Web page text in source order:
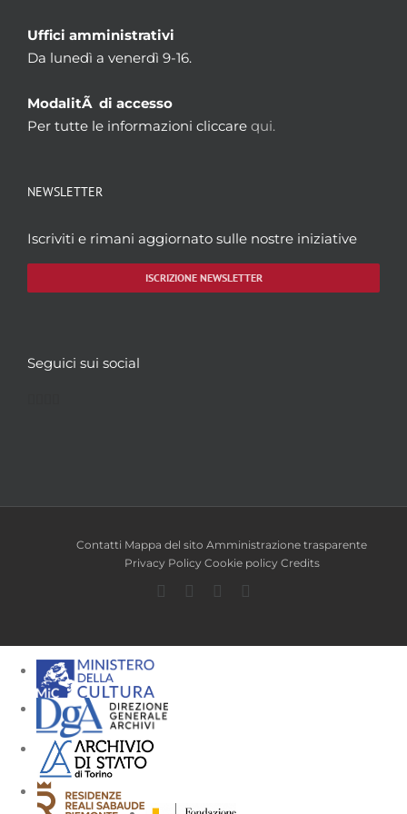
Uffici amministrativi
Da lunedì a venerdì 9-16.
ModalitÃ di accesso
Per tutte le informazioni cliccare qui.
NEWSLETTER
Iscriviti e rimani aggiornato sulle nostre iniziative
ISCRIZIONE NEWSLETTER
Seguici sui social
Contatti Mappa del sito Amministrazione trasparente
Privacy Policy Cookie policy Credits
Facebook
TwitterYouTube